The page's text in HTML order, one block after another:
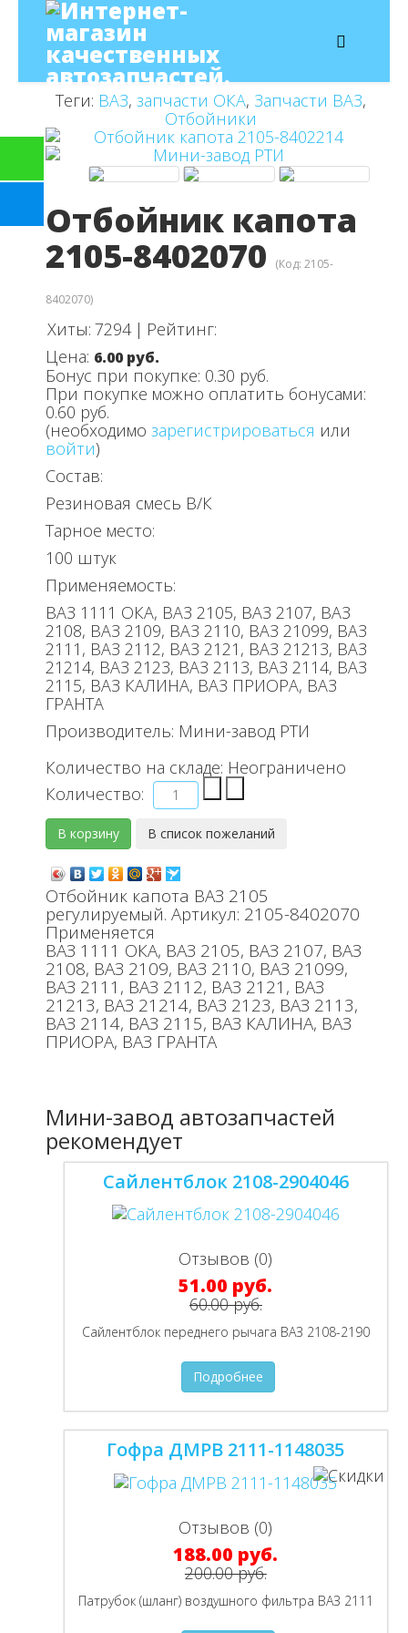
Теги: ВАЗ, запчасти ОКА, Запчасти ВАЗ,
Отбойники
Отбойник капота
2105-8402070 (Код: 2105-
8402070)
Хиты: 7294 | Рейтинг:
Цена: 6.00 руб.
Бонус при покупке: 0.30 руб.
При покупке можно оплатить бонусами:
0.60 руб.
(необходимо зарегистрироваться или
войти)
Состав:
Резиновая смесь В/К
Тарное место:
100 штук
Применяемость:
ВАЗ 1111 ОКА, ВАЗ 2105, ВАЗ 2107, ВАЗ
2108, ВАЗ 2109, ВАЗ 2110, ВАЗ 21099, ВАЗ
2111, ВАЗ 2112, ВАЗ 2121, ВАЗ 21213, ВАЗ
21214, ВАЗ 2123, ВАЗ 2113, ВАЗ 2114, ВАЗ
2115, ВАЗ КАЛИНА, ВАЗ ПРИОРА, ВАЗ
ГРАНТА
Производитель: Мини-завод РТИ
Количество на складе: Неограничено
Количество:
Отбойник капота ВАЗ 2105
регулируемый. Артикул: 2105-8402070
Применяется
ВАЗ 1111 ОКА, ВАЗ 2105, ВАЗ 2107, ВАЗ
2108, ВАЗ 2109, ВАЗ 2110, ВАЗ 21099,
ВАЗ 2111, ВАЗ 2112, ВАЗ 2121, ВАЗ
21213, ВАЗ 21214, ВАЗ 2123, ВАЗ 2113,
ВАЗ 2114, ВАЗ 2115, ВАЗ КАЛИНА, ВАЗ
ПРИОРА, ВАЗ ГРАНТА
Мини-завод автозапчастей
рекомендует
Сайлентблок 2108-2904046
Отзывов (0)
51.00 руб.
60.00 руб.
Сайлентблок переднего рычага ВАЗ 2108-2190
Подробнее
Гофра ДМРВ 2111-1148035
Отзывов (0)
188.00 руб.
200.00 руб.
Патрубок (шланг) воздушного фильтра ВАЗ 2111